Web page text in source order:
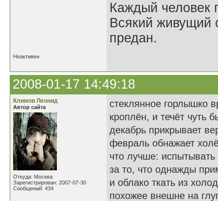
Каждый человек
Всякий живущий
предан.
Неактивен
2008-01-17 14:49:18
Климов Леонид
Автор сайта
Откуда: Москва
Зарегистрирован: 2007-07-30
Сообщений: 434
стеклянное горлышко
кроплён, и течёт чуть
декабрь прикрывает
февраль обнажает
что лучше:
за то, что однажды
и облако ткать из
похожее внешне на